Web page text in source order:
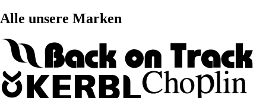
Alle unsere Marken